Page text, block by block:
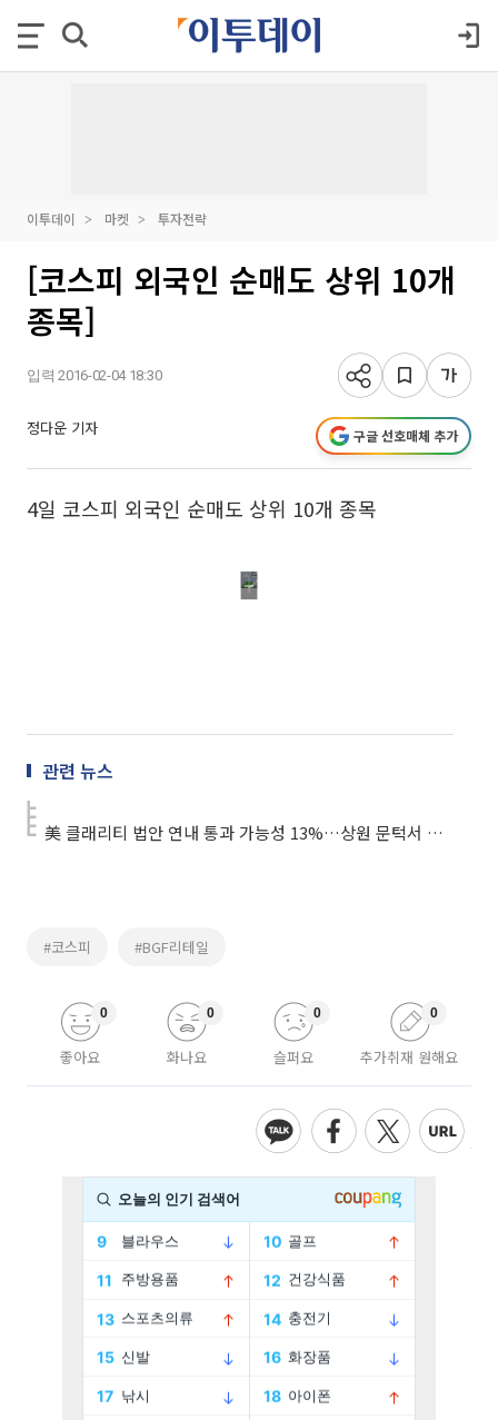
이투데이 마켓 투자전략
[코스피 외국인 순매도 상위 10개
종목]
입력 2016-02-04 18:30
정다운 기자 구글 선호매체 추가
4일 코스피 외국인 순매도 상위 10개 종목
관련 뉴스
美 클래리티 법안 연내 통과 가능성 13%…상원 문턱서 제동
#코스피 #BGF리테일
좋아요
0
화나요
0
슬퍼요
0
추가취재 원해요
0